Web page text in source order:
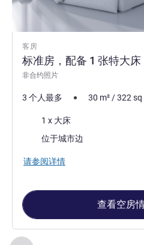
客房
标准房，配备 1 张特大床
非合约照片
3 个人最多 30 m²/322sq
床上用品1 x 大床
位于城市边
请参阅详情
查看空房